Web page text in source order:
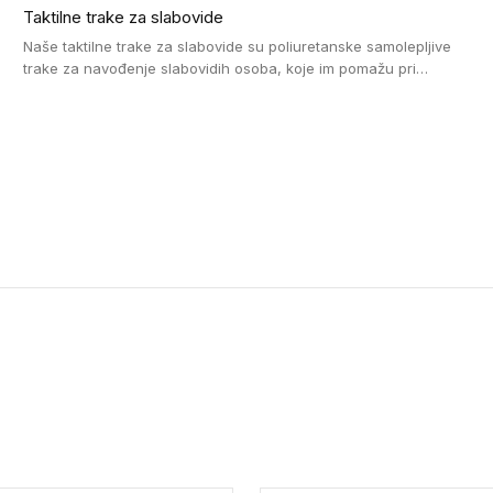
Taktilne trake za slabovide
Naše taktilne trake za slabovide su poliuretanske samolepljive
trake za navođenje slabovidih osoba, koje im pomažu pri